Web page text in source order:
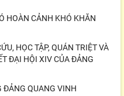
HOÀN CẢNH KHÓ KHĂN
HỌC TẬP, QUÁN TRIỆT VÀ
ĐẠI HỘI XIV CỦA ĐẢNG
ĐẢNG QUANG VINH